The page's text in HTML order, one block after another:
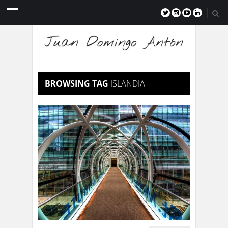
BROWSING TAG ISLANDIA